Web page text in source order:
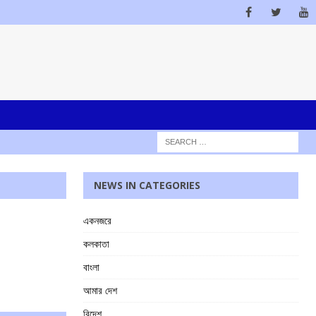
NEWS IN CATEGORIES
একনজরে
কলকাতা
বাংলা
আমার দেশ